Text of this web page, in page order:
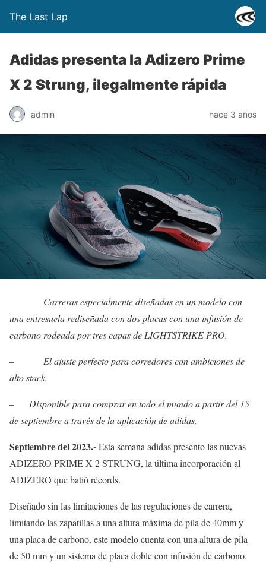
The Last Lap
Adidas presenta la Adizero Prime
X 2 Strung, ilegalmente rápida
admin hace 3 años
–
Carreras especialmente diseñadas en un modelo con
una entresuela rediseñada con dos placas con una infusión de
carbono rodeada por tres capas de LIGHTSTRIKE PRO.
–
El ajuste perfecto para corredores con ambiciones de
alto stack.
–
Disponible para comprar en todo el mundo a partir del 15
de septiembre a través de la aplicación de adidas.
Septiembre del 2023.-Esta semana adidas presento las nuevas
ADIZERO PRIME X 2 STRUNG, la última incorporación al
ADIZERO que batió récords.
Diseñado sin las limitaciones de las regulaciones de carrera,
limitando las zapatillas a una altura máxima de pila de 40mm y
una placa de carbono, este modelo cuenta con una altura de pila
de 50 mm y un sistema de placa doble con infusión de carbono.